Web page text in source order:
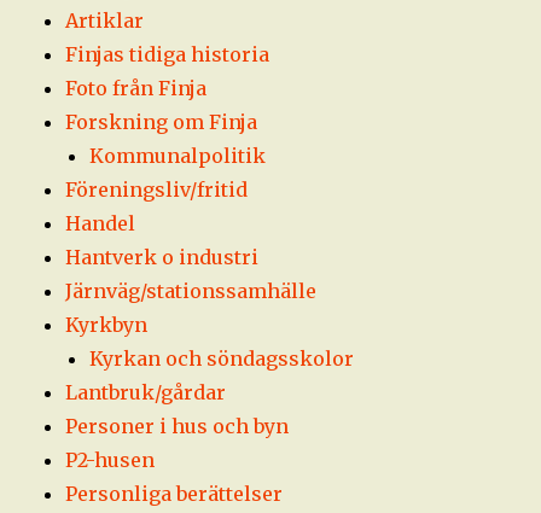
Artiklar
Finjas tidiga historia
Foto från Finja
Forskning om Finja
Kommunalpolitik
Föreningsliv/fritid
Handel
Hantverk o industri
Järnväg/stationssamhälle
Kyrkbyn
Kyrkan och söndagsskolor
Lantbruk/gårdar
Personer i hus och byn
P2-husen
Personliga berättelser